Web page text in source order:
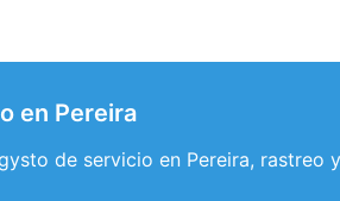
en Pereira
de servicio en Pereira, rastreo